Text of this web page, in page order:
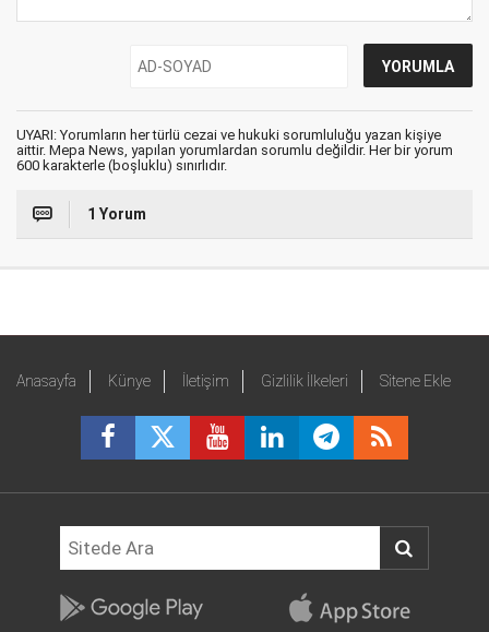
UYARI: Yorumların her türlü cezai ve hukuki sorumluluğu yazan kişiye
aittir. Mepa News, yapılan yorumlardan sorumlu değildir. Her bir yorum
600 karakterle (boşluklu) sınırlıdır.
1 Yorum
Anasayfa Künye İletişim Gizlilik İlkeleri Sitene Ekle